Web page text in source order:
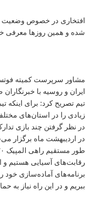
افتخاری در خصوص وضعیت
شده و همین روزها معرفی
مشاور سرپرست کمیته
ایران و روسیه با
تیم تصریح کرد: برای اینکه
زیادی را در استان‌های
در نظر گرفتن چند بازی
در اردیبهشت ماه برگزار
رقابت‌های آسیایی هستیم و
برنامه‌های آماده‌سازی خود
ببریم و در این راه نیاز به